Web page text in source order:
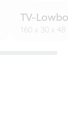
TV-
160 x 30 x